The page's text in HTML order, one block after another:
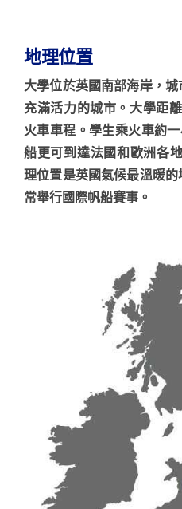
地理位置
大學位於英國南部海岸，
充滿活力的城市。大學距
火車車程。學生乘火車約
船更可到達法國和歐洲各
理位置是英國氣候最溫暖
常舉行國際帆船賽事。